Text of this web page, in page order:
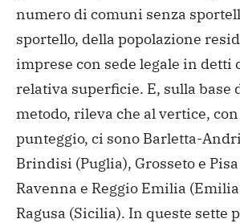
numero di comuni senza
sportello, della popolazione
imprese con sede legale in detti
relativa superficie. E, sulla base
metodo, rileva che al vertice,
punteggio, ci sono Barletta-
Brindisi (Puglia), Grosseto e
Ravenna e Reggio Emilia
Ragusa (Sicilia). In queste sette